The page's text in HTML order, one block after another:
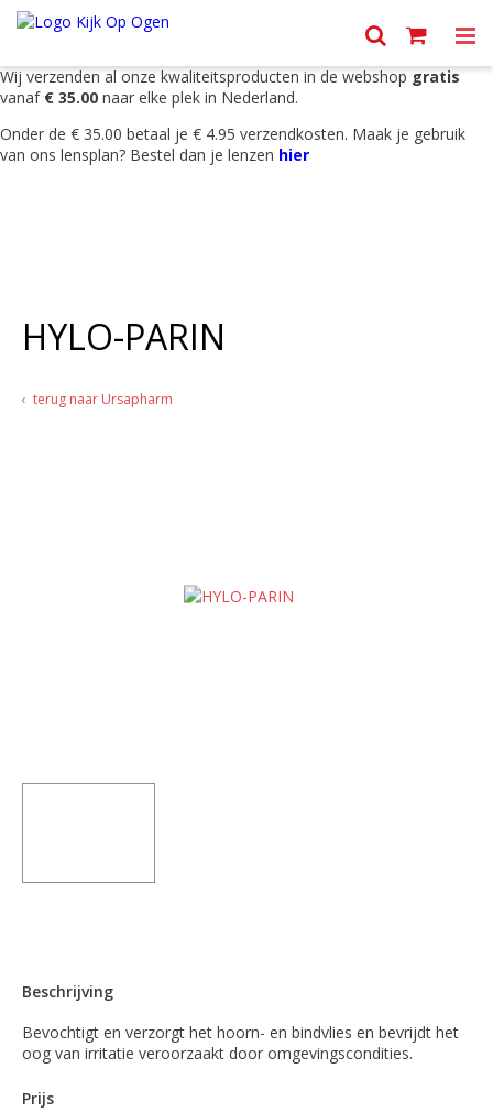
Wij verzenden al onze kwaliteitsproducten in de webshop gratis
vanaf € 35.00 naar elke plek in Nederland.
Onder de € 35.00 betaal je € 4.95 verzendkosten. Maak je gebruik
van ons lensplan? Bestel dan je lenzen hier
HYLO-PARIN
terug naar Ursapharm
Beschrijving
Bevochtigt en verzorgt het hoorn- en bindvlies en bevrijdt het
oog van irritatie veroorzaakt door omgevingscondities.
Prijs